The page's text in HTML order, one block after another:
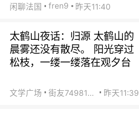
闲聊法国 fren9 昨天11:40
太鹤山夜话：归源 太鹤山的
晨雾还没有散尽。 阳光穿过
松枝，一缕一缕落在观夕台
文学广场 街友74981146 昨天11:39